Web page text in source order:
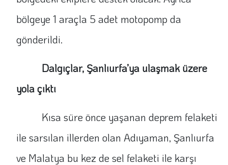
bölgeye 1 araçla 5 adet motopomp da
gönderildi.
Dalgıçlar, Şanlıurfa’ya ulaşmak üzere
yola çıktı
Kısa süre önce yaşanan deprem felaketi
ile sarsılan illerden olan Adıyaman, Şanlıurfa
ve Malatya bu kez de sel felaketi ile karşı